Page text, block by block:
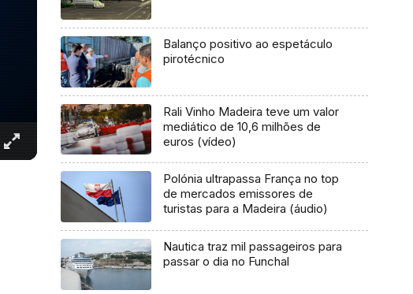
Balanço positivo ao espetáculo
pirotécnico
Rali Vinho Madeira teve um valor
mediático de 10,6 milhões de
euros (vídeo)
Polónia ultrapassa França no top
de mercados emissores de
turistas para a Madeira (áudio)
Nautica traz mil passageiros para
passar o dia no Funchal